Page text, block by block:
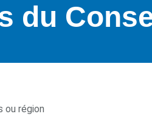
du
ou région